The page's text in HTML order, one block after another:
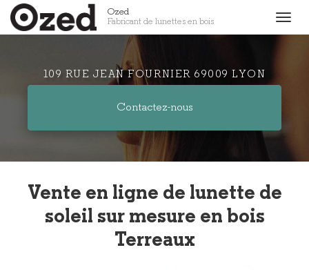
Aller
au
Ozed
Fabricant de lunettes en bois
109 RUE JEAN FOURNIER 69009 LYON
Contactez-nous
Vente en ligne de lunette de
soleil sur mesure en bois
Terreaux